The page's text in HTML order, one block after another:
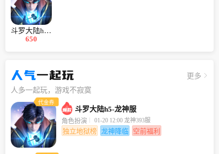
斗罗大陆h5-龙神服
650
人气一起玩
更多
人多一起玩，游戏不寂寞
代金券
斗罗大陆h5-龙神服
角色扮演 01-20 12:00 龙神393服
独立地狱榜 龙神降临 空前福利